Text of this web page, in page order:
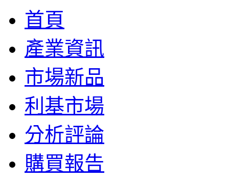
首頁
產業資訊
市場新品
利基市場
分析評論
購買報告